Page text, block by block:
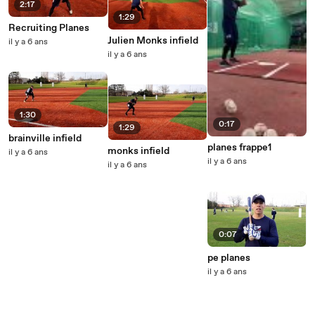
2:17
Recruiting Planes
il y a 6 ans
1:30
brainville infield
il y a 6 ans
1:29
Julien Monks infield
il y a 6 ans
1:29
monks infield
il y a 6 ans
0:17
planes frappe1
il y a 6 ans
0:07
pe planes
il y a 6 ans